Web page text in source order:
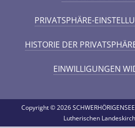
PRIVATSPHÄRE-
HISTORIE DER
EINWILLIGUNGEN
Copyright © 2026
Lutherischen